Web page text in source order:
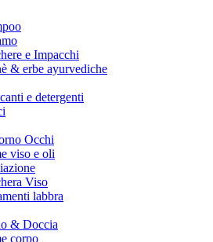
e Impacchi
& erbe ayurvediche
e detergenti
Occhi
viso e oli
Viso
labbra
& Doccia
corpo